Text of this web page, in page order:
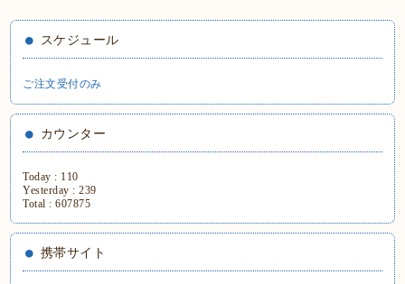
スケジュール
ご注文受付のみ
カウンター
Today : 110
Yesterday :239
Total :607875
携帯サイト